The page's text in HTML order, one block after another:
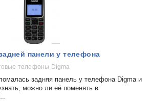
панели у телефона
телефоны Digma
задняя панель у телефона Digma и
можно ли её поменять в